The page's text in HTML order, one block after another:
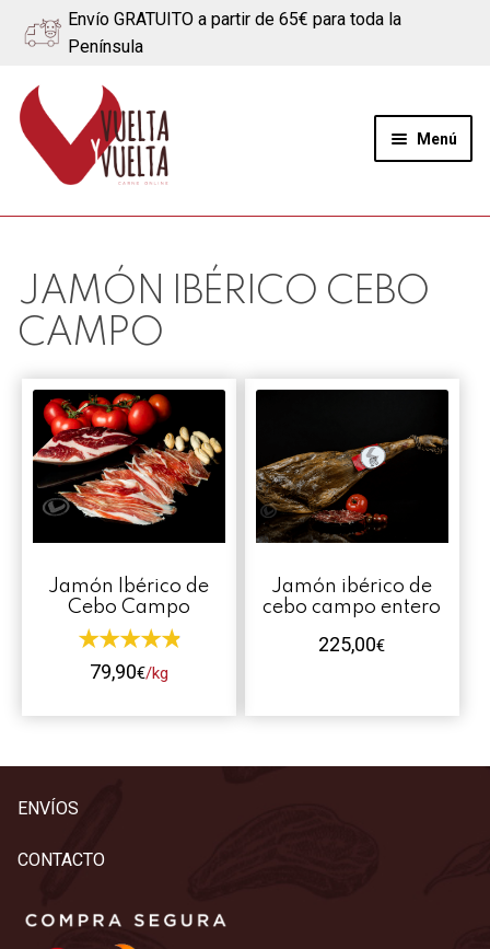
Envío GRATUITO a partir de 65€ para toda la
Península
Ir
a
navegación
Ir
al
contenido
Menú
Quiénes somos
Ternera
Cerdo
Quesos
Blog
Contacto
JAMÓN IBÉRICO CEBO
CAMPO
Jamón Ibérico de
Cebo Campo
79,90€/kg
Este
tiene
Jamón ibérico de
cebo campo entero
225,00€
ENVÍOS
CONTACTO